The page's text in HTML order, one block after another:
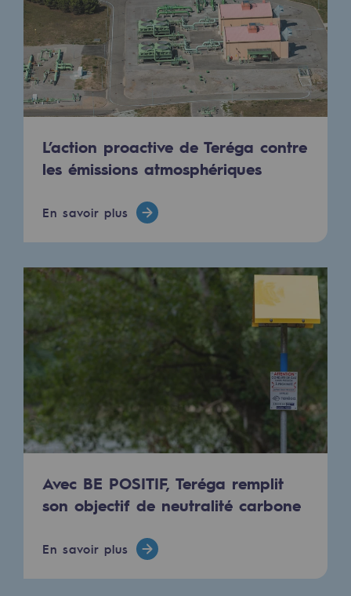
L’action proactive de Teréga contre
les émissions atmosphériques
En savoir plus
Avec BE POSITIF, Teréga remplit
son objectif de neutralité carbone
En savoir plus